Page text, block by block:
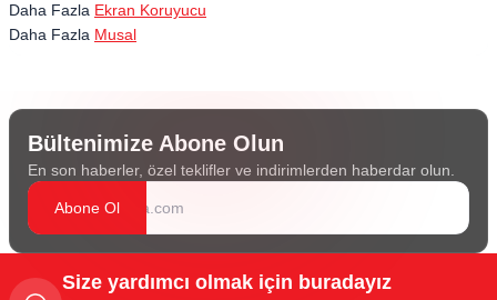
Daha Fazla Ekran Koruyucu
Daha Fazla Musal
Bültenimize Abone Olun
En son haberler, özel teklifler ve indirimlerden haberdar olun.
Abone Ol
Size yardımcı olmak için buradayız